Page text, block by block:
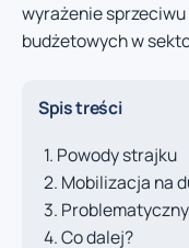
wyrażenie
budżetowych w
Spis treści
Powody strajku
Mobilizacja na
Co dalej?